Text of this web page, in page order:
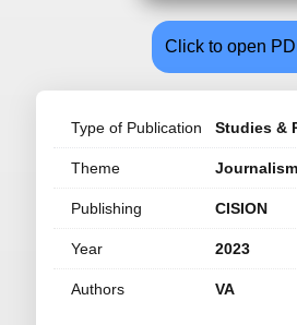
Click to open
Type of Publication Studies &
Theme Journalism
Publishing CISION
Year 2023
Authors VA